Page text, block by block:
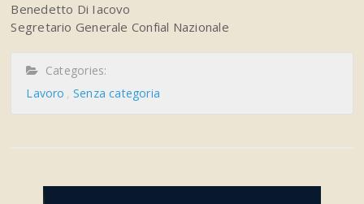
Benedetto Di Iacovo
Segretario Generale Confial Nazionale
Categories:
Lavoro
Senza categoria